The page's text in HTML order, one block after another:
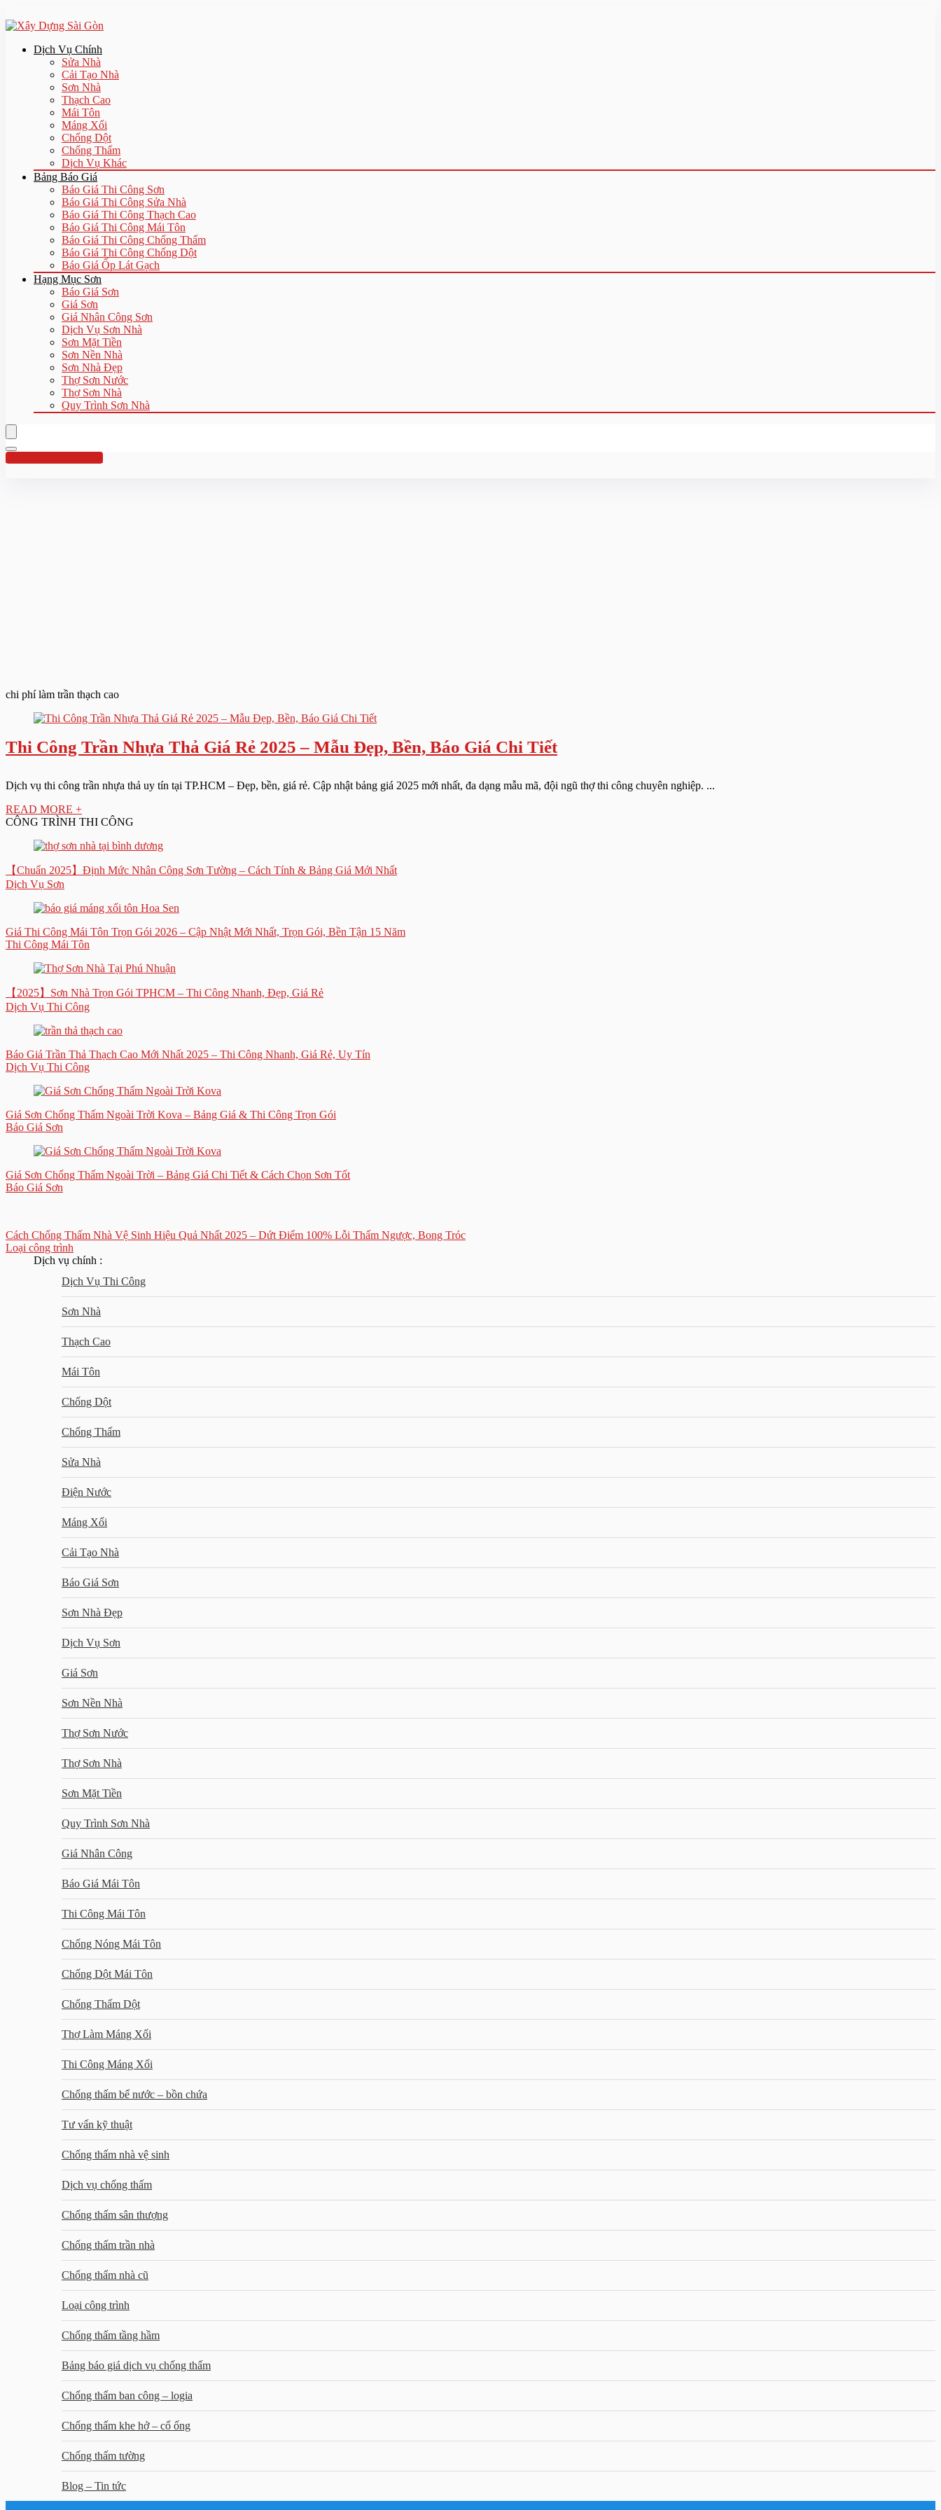
Dịch Vụ Chính
Sửa Nhà
Cải Tạo Nhà
Sơn Nhà
Thạch Cao
Mái Tôn
Máng Xối
Chống Dột
Chống Thấm
Dịch Vụ Khác
Bảng Báo Giá
Báo Giá Thi Công Sơn
Báo Giá Thi Công Sửa Nhà
Báo Giá Thi Công Thạch Cao
Báo Giá Thi Công Mái Tôn
Báo Giá Thi Công Chống Thấm
Báo Giá Thi Công Chống Dột
Báo Giá Ốp Lát Gạch
Hạng Mục Sơn
Báo Giá Sơn
Giá Sơn
Giá Nhân Công Sơn
Dịch Vụ Sơn Nhà
Sơn Mặt Tiền
Sơn Nền Nhà
Sơn Nhà Đẹp
Thợ Sơn Nước
Thợ Sơn Nhà
Quy Trình Sơn Nhà
Hotline:0961 894 472
chi phí làm trần thạch cao
Thi Công Trần Nhựa Thả Giá Rẻ 2025 – Mẫu Đẹp, Bền, Báo Giá Chi Tiết
Dịch vụ thi công trần nhựa thả uy tín tại TP.HCM – Đẹp, bền, giá rẻ. Cập nhật bảng giá 2025 mới nhất, đa dạng mẫu mã, đội ngũ thợ thi công chuyên nghiệp. ...
READ MORE +
CÔNG TRÌNH THI CÔNG
【Chuẩn 2025】Định Mức Nhân Công Sơn Tường – Cách Tính & Bảng Giá Mới Nhất
Dịch Vụ Sơn
Giá Thi Công Mái Tôn Trọn Gói 2026 – Cập Nhật Mới Nhất, Trọn Gói, Bền Tận 15 Năm
Thi Công Mái Tôn
【2025】Sơn Nhà Trọn Gói TPHCM – Thi Công Nhanh, Đẹp, Giá Rẻ
Dịch Vụ Thi Công
Báo Giá Trần Thả Thạch Cao Mới Nhất 2025 – Thi Công Nhanh, Giá Rẻ, Uy Tín
Dịch Vụ Thi Công
Giá Sơn Chống Thấm Ngoài Trời Kova – Bảng Giá & Thi Công Trọn Gói
Báo Giá Sơn
Giá Sơn Chống Thấm Ngoài Trời – Bảng Giá Chi Tiết & Cách Chọn Sơn Tốt
Báo Giá Sơn
Cách Chống Thấm Nhà Vệ Sinh Hiệu Quả Nhất 2025 – Dứt Điểm 100% Lỗi Thấm Ngược, Bong Tróc
Loại công trình
Dịch vụ chính :
Dịch Vụ Thi Công
Sơn Nhà
Thạch Cao
Mái Tôn
Chống Dột
Chống Thấm
Sửa Nhà
Điện Nước
Máng Xối
Cải Tạo Nhà
Báo Giá Sơn
Sơn Nhà Đẹp
Dịch Vụ Sơn
Giá Sơn
Sơn Nền Nhà
Thợ Sơn Nước
Thợ Sơn Nhà
Sơn Mặt Tiền
Quy Trình Sơn Nhà
Giá Nhân Công
Báo Giá Mái Tôn
Thi Công Mái Tôn
Chống Nóng Mái Tôn
Chống Dột Mái Tôn
Chống Thấm Dột
Thợ Làm Máng Xối
Thi Công Máng Xối
Chống thấm bể nước – bồn chứa
Tư vấn kỹ thuật
Chống thấm nhà vệ sinh
Dịch vụ chống thấm
Chống thấm sân thượng
Chống thấm trần nhà
Chống thấm nhà cũ
Loại công trình
Chống thấm tầng hầm
Bảng báo giá dịch vụ chống thấm
Chống thấm ban công – logia
Chống thấm khe hở – cổ ống
Chống thấm tường
Blog – Tin tức